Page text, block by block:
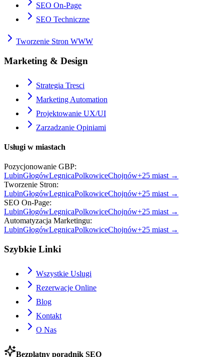
SEO On-Page
SEO Techniczne
Tworzenie Stron WWW
Marketing & Design
Strategia Tresci
Marketing Automation
Projektowanie UX/UI
Zarzadzanie Opiniami
Usługi w miastach
Pozycjonowanie GBP:
LubinGłogówLegnicaPolkowiceChojnów+25 miast →
Tworzenie Stron:
LubinGłogówLegnicaPolkowiceChojnów+25 miast →
SEO On-Page:
LubinGłogówLegnicaPolkowiceChojnów+25 miast →
Automatyzacja Marketingu:
LubinGłogówLegnicaPolkowiceChojnów+25 miast →
Szybkie Linki
Wszystkie Uslugi
Rezerwacje Online
Blog
Kontakt
O Nas
Bezplatny poradnik SEO